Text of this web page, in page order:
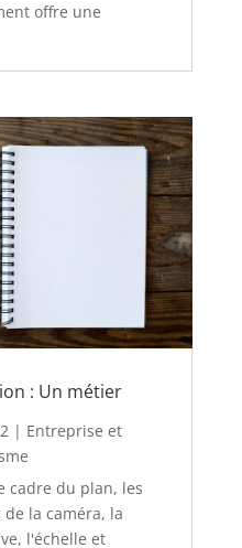
offre une
: Un métier
| Entreprise et
cadre du plan, les
la caméra, la
l'échelle et